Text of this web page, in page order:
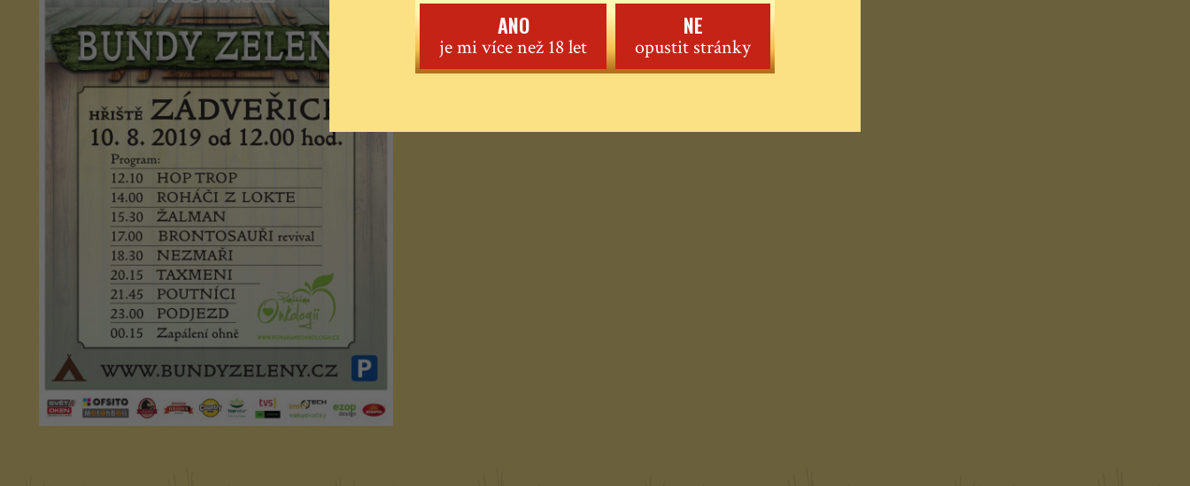
ANO
je mi více než 18 let
NE
opustit stránky